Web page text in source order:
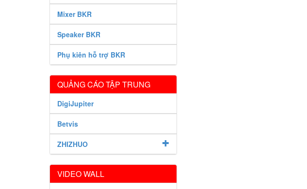
Mixer BKR
Speaker BKR
Phụ kiên hỗ trợ BKR
QUẢNG CÁO TẬP TRUNG
DigiJupiter
Betvis
ZHIZHUO
VIDEO WALL